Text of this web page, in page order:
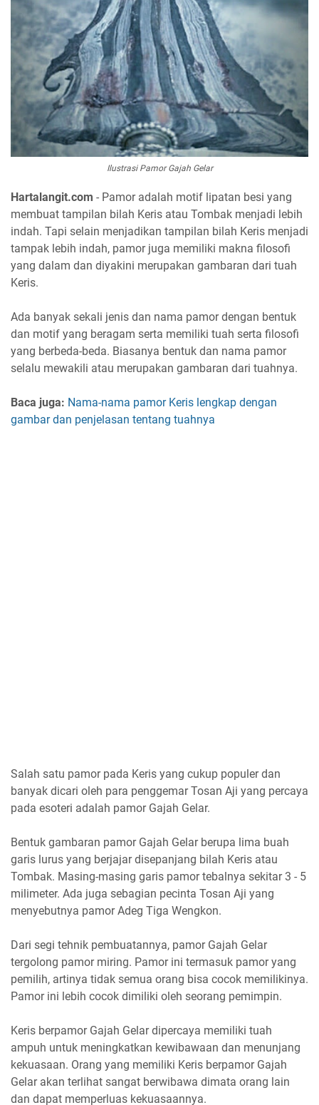
Ilustrasi Pamor Gajah Gelar
Hartalangit.com - Pamor adalah motif lipatan besi yang
membuat tampilan bilah Keris atau Tombak menjadi lebih
indah. Tapi selain menjadikan tampilan bilah Keris menjadi
tampak lebih indah, pamor juga memiliki makna filosofi
yang dalam dan diyakini merupakan gambaran dari tuah
Keris.
Ada banyak sekali jenis dan nama pamor dengan bentuk
dan motif yang beragam serta memiliki tuah serta filosofi
yang berbeda-beda. Biasanya bentuk dan nama pamor
selalu mewakili atau merupakan gambaran dari tuahnya.
Baca juga: Nama-nama pamor Keris lengkap dengan
gambar dan penjelasan tentang tuahnya
Salah satu pamor pada Keris yang cukup populer dan
banyak dicari oleh para penggemar Tosan Aji yang percaya
pada esoteri adalah pamor Gajah Gelar.
Bentuk gambaran pamor Gajah Gelar berupa lima buah
garis lurus yang berjajar disepanjang bilah Keris atau
Tombak. Masing-masing garis pamor tebalnya sekitar 3 - 5
milimeter. Ada juga sebagian pecinta Tosan Aji yang
menyebutnya pamor Adeg Tiga Wengkon.
Dari segi tehnik pembuatannya, pamor Gajah Gelar
tergolong pamor miring. Pamor ini termasuk pamor yang
pemilih, artinya tidak semua orang bisa cocok memilikinya.
Pamor ini lebih cocok dimiliki oleh seorang pemimpin.
Keris berpamor Gajah Gelar dipercaya memiliki tuah
ampuh untuk meningkatkan kewibawaan dan menunjang
kekuasaan. Orang yang memiliki Keris berpamor Gajah
Gelar akan terlihat sangat berwibawa dimata orang lain
dan dapat memperluas kekuasaannya.